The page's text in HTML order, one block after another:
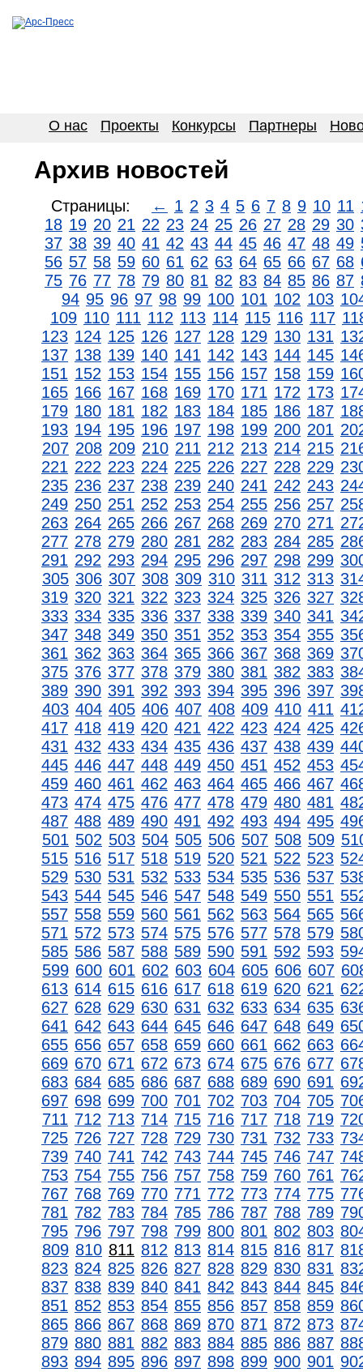
О нас Проекты Конкурсы Партнеры
Архив новостей
Страницы: ← 1 2 3 4 5 6 7 8 9 10 11
18 19 20 21 22 23 24 25 26 27 28 29 30
37 38 39 40 41 42 43 44 45 46 47 48 49
56 57 58 59 60 61 62 63 64 65 66 67 68
75 76 77 78 79 80 81 82 83 84 85 86 87
94 95 96 97 98 99 100 101 102 103
109 110 111 112 113 114 115 116 117
123 124 125 126 127 128 129 130 131
137 138 139 140 141 142 143 144 145
151 152 153 154 155 156 157 158 159
165 166 167 168 169 170 171 172 173
179 180 181 182 183 184 185 186 187
193 194 195 196 197 198 199 200 201
207 208 209 210 211 212 213 214 215
221 222 223 224 225 226 227 228 229
235 236 237 238 239 240 241 242 243
249 250 251 252 253 254 255 256 257
263 264 265 266 267 268 269 270 271
277 278 279 280 281 282 283 284 285
291 292 293 294 295 296 297 298 299
305 306 307 308 309 310 311 312 313
319 320 321 322 323 324 325 326 327
333 334 335 336 337 338 339 340 341
347 348 349 350 351 352 353 354 355
361 362 363 364 365 366 367 368 369
375 376 377 378 379 380 381 382 383
389 390 391 392 393 394 395 396 397
403 404 405 406 407 408 409 410 411
417 418 419 420 421 422 423 424 425
431 432 433 434 435 436 437 438 439
445 446 447 448 449 450 451 452 453
459 460 461 462 463 464 465 466 467
473 474 475 476 477 478 479 480 481
487 488 489 490 491 492 493 494 495
501 502 503 504 505 506 507 508 509
515 516 517 518 519 520 521 522 523
529 530 531 532 533 534 535 536 537
543 544 545 546 547 548 549 550 551
557 558 559 560 561 562 563 564 565
571 572 573 574 575 576 577 578 579
585 586 587 588 589 590 591 592 593
599 600 601 602 603 604 605 606 607
613 614 615 616 617 618 619 620 621
627 628 629 630 631 632 633 634 635
641 642 643 644 645 646 647 648 649
655 656 657 658 659 660 661 662 663
669 670 671 672 673 674 675 676 677
683 684 685 686 687 688 689 690 691
697 698 699 700 701 702 703 704 705
711 712 713 714 715 716 717 718 719
725 726 727 728 729 730 731 732 733
739 740 741 742 743 744 745 746 747
753 754 755 756 757 758 759 760 761
767 768 769 770 771 772 773 774 775
781 782 783 784 785 786 787 788 789
795 796 797 798 799 800 801 802 803
809 810 811 812 813 814 815 816 817
823 824 825 826 827 828 829 830 831
837 838 839 840 841 842 843 844 845
851 852 853 854 855 856 857 858 859
865 866 867 868 869 870 871 872 873
879 880 881 882 883 884 885 886 887
893 894 895 896 897 898 899 900 901